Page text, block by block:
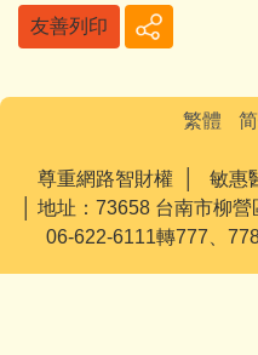
友善列印
繁體
尊重網路智財權 │ 敏惠
│ 地址：73658 台南市柳
06-622-6111轉777、